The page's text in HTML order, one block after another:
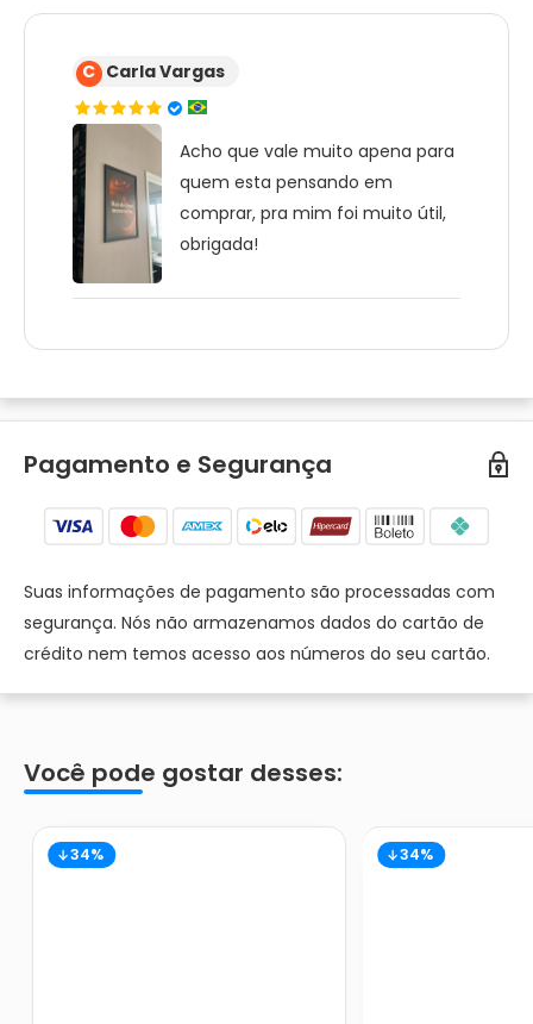
C Carla Vargas
Acho que vale muito apena para
quem esta pensando em
comprar, pra mim foi muito útil,
obrigada!
Pagamento e Segurança
Suas informações de pagamento são processadas com
segurança. Nós não armazenamos dados do cartão de
crédito nem temos acesso aos números do seu cartão.
Você pode gostar desses:
34% 34%